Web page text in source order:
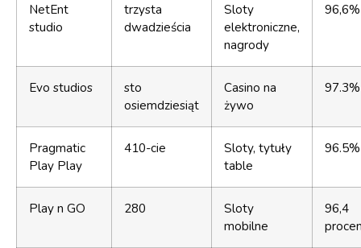
NetEnt
studio
trzysta
dwadzieścia
Sloty
elektroniczne,
nagrody
96,6%
Evo studios
sto
osiemdziesiąt
Casino na
żywo
97.3%
Pragmatic
Play Play
410-cie
Sloty, tytuły
table
96.5%
Play n GO 280
Sloty
mobilne
96,4